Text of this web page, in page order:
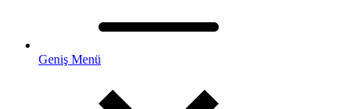
Geniş Menü